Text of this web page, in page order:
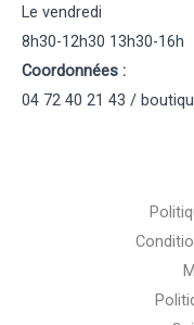
Le vendredi
8h30-12h30 13h30-16h
Coordonnées :
04 72 40 21 43 /